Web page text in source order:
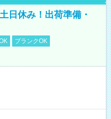
日休み！出荷準備・
ブランクOK